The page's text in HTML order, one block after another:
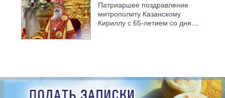
Патриаршее поздравление
митрополиту Казанскому
Кириллу с 65-летием со дня